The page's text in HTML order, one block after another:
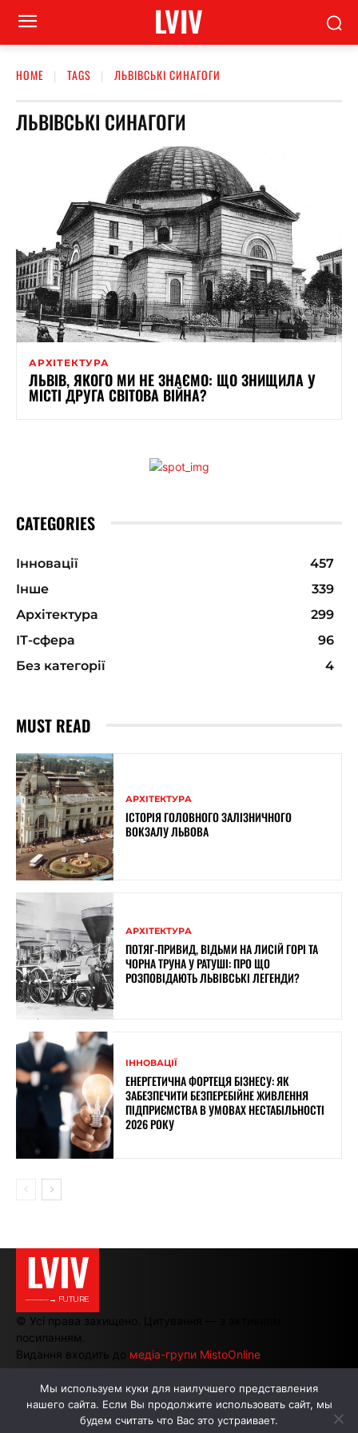
LVIV
HOME TAGS ЛЬВІВСЬКІ СИНАГОГИ
ЛЬВІВСЬКІ СИНАГОГИ
АРХІТЕКТУРА
ЛЬВІВ, ЯКОГО МИ НЕ ЗНАЄМО: ЩО ЗНИЩИЛА У
МІСТІ ДРУГА СВІТОВА ВІЙНА?
CATEGORIES
Інновації
457
Інше
339
Архітектура
299
ІТ-сфера
96
Без категорії
4
MUST READ
АРХІТЕКТУРА
ІСТОРІЯ ГОЛОВНОГО ЗАЛІЗНИЧНОГО
ВОКЗАЛУ ЛЬВОВА
АРХІТЕКТУРА
ПОТЯГ-ПРИВИД, ВІДЬМИ НА ЛИСІЙ ГОРІ ТА
ЧОРНА ТРУНА У РАТУШІ: ПРО ЩО
РОЗПОВІДАЮТЬ ЛЬВІВСЬКІ ЛЕГЕНДИ?
ІННОВАЦІЇ
ЕНЕРГЕТИЧНА ФОРТЕЦЯ БІЗНЕСУ: ЯК
ЗАБЕЗПЕЧИТИ БЕЗПЕРЕБІЙНЕ ЖИВЛЕННЯ
ПІДПРИЄМСТВА В УМОВАХ НЕСТАБІЛЬНОСТІ
2026 РОКУ
LVIV
———→ FUTURE
© Усі права захищено. Цитування — з активним
посиланням.
Видання входить до медіа-групи MistoOnline
АВТОРИ РЕКЛАМА НА САЙТІ
Мы используем куки для наилучшего представления
нашего сайта. Если Вы продолжите использовать сайт, мы
будем считать что Вас это устраивает.